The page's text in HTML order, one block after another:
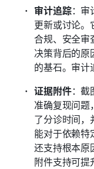
审计追踪：审
更新或讨论
合规、安全
决策背后的原
的基石。审计
证据附件：截
准确复现问题
了分诊时间，
能对于依赖
还支持根本原
附件支持可提